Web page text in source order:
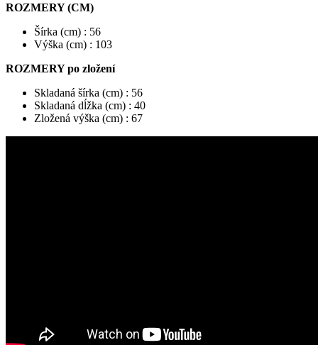
ROZMERY (CM)
Šírka (cm) : 56
Výška (cm) : 103
ROZMERY po zložení
Skladaná šírka (cm) : 56
Skladaná dĺžka (cm) : 40
Zložená výška (cm) : 67